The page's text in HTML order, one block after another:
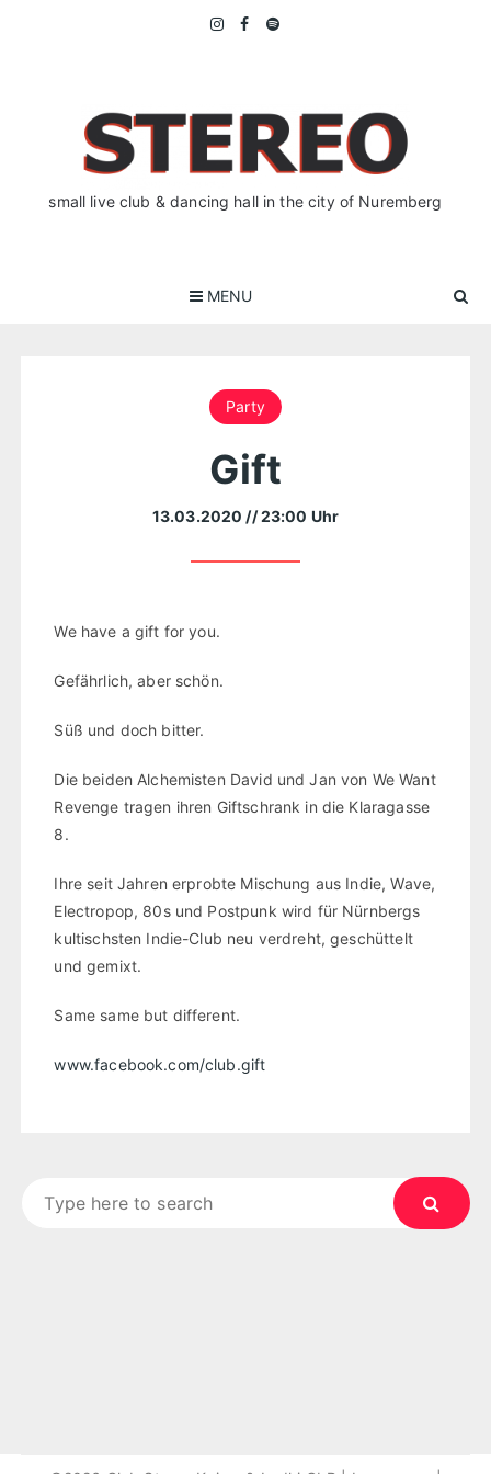
small live club & dancing hall in the city of Nuremberg
MENU
Party
Gift
13.03.2020 // 23:00 Uhr
We have a gift for you.
Gefährlich, aber schön.
Süß und doch bitter.
Die beiden Alchemisten David und Jan von We Want
Revenge tragen ihren Giftschrank in die Klaragasse
8.
Ihre seit Jahren erprobte Mischung aus Indie, Wave,
Electropop, 80s und Postpunk wird für Nürnbergs
kultischsten Indie-Club neu verdreht, geschüttelt
und gemixt.
Same same but different.
www.facebook.com/club.gift